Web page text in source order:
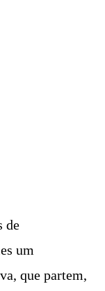
de
um
que partem,